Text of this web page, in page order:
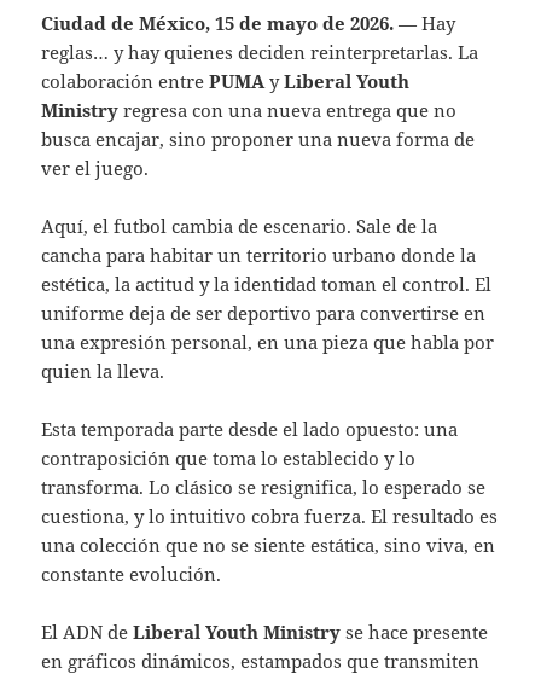
Ciudad de México, 15 de mayo de 2026. — Hay
reglas… y hay quienes deciden reinterpretarlas. La
colaboración entre PUMAyLiberal Youth
Ministry regresa con una nueva entrega que no
busca encajar, sino proponer una nueva forma de
ver el juego.
Aquí, el futbol cambia de escenario. Sale de la
cancha para habitar un territorio urbano donde la
estética, la actitud y la identidad toman el control. El
uniforme deja de ser deportivo para convertirse en
una expresión personal, en una pieza que habla por
quien la lleva.
Esta temporada parte desde el lado opuesto: una
contraposición que toma lo establecido y lo
transforma. Lo clásico se resignifica, lo esperado se
cuestiona, y lo intuitivo cobra fuerza. El resultado es
una colección que no se siente estática, sino viva, en
constante evolución.
El ADN de Liberal Youth Ministry se hace presente
en gráficos dinámicos, estampados que transmiten